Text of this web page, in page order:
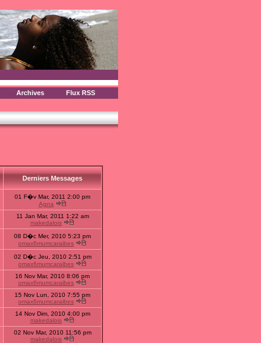
Archives Flux RSS
Derniers Messages
01 F�v Mar, 2011 2:00 pm
Agna
11 Jan Mar, 2011 1:22 am
makedalois
08 D�c Mer, 2010 5:23 pm
omax6mumcaraibes
02 D�c Jeu, 2010 2:51 pm
omax6mumcaraibes
16 Nov Mar, 2010 8:06 pm
omax6mumcaraibes
15 Nov Lun, 2010 7:55 pm
omax6mumcaraibes
14 Nov Dim, 2010 4:00 pm
makedalois
02 Nov Mar, 2010 11:56 pm
makedalois